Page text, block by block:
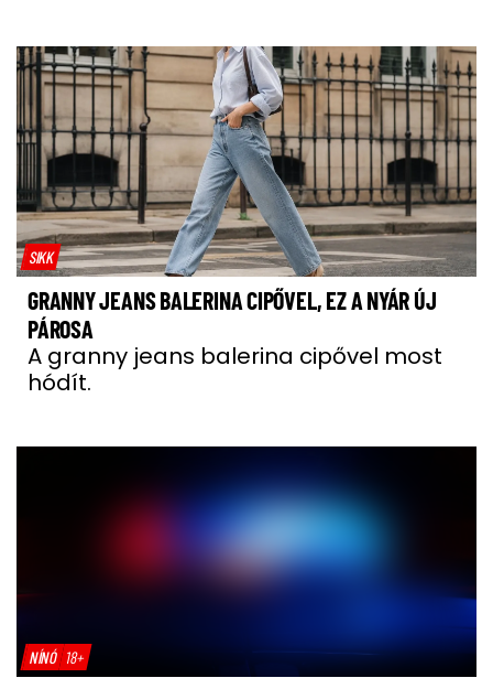
SIKK
GRANNY JEANS BALERINA CIPŐVEL, EZ A NYÁR ÚJ
PÁROSA
A granny jeans balerina cipővel most
hódít.
NÍNÓ 18+